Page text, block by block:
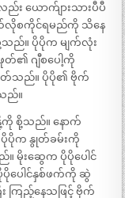
ယောက်ျားသားပီပီ
ဘယ်လိုစကိုင်ရမည်ကို သိနေ
သည်။ ပိုပိုက မျက်လုံး
တ်၏ ဂျီစပေါ့ကို
သည်။ ပိုပို၏ ဗိုက်
ည်။
ကို စို့သည်။ နောက်
ပိုပိုက နွုတ်ခမ်းကို
မိုးဆွေက ပိုပိုပေါင်
ပေါင်နှစ်ဖက်ကို ဆွဲ
ကြည့်နေသဖြင့် ဗိုက်